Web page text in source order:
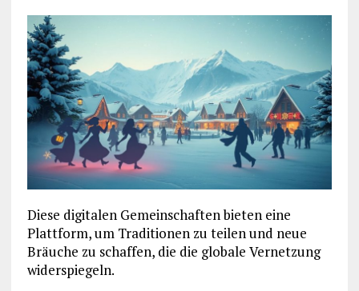
Diese digitalen Gemeinschaften bieten eine
Plattform, um Traditionen zu teilen und neue
Bräuche zu schaffen, die die globale Vernetzung
widerspiegeln.